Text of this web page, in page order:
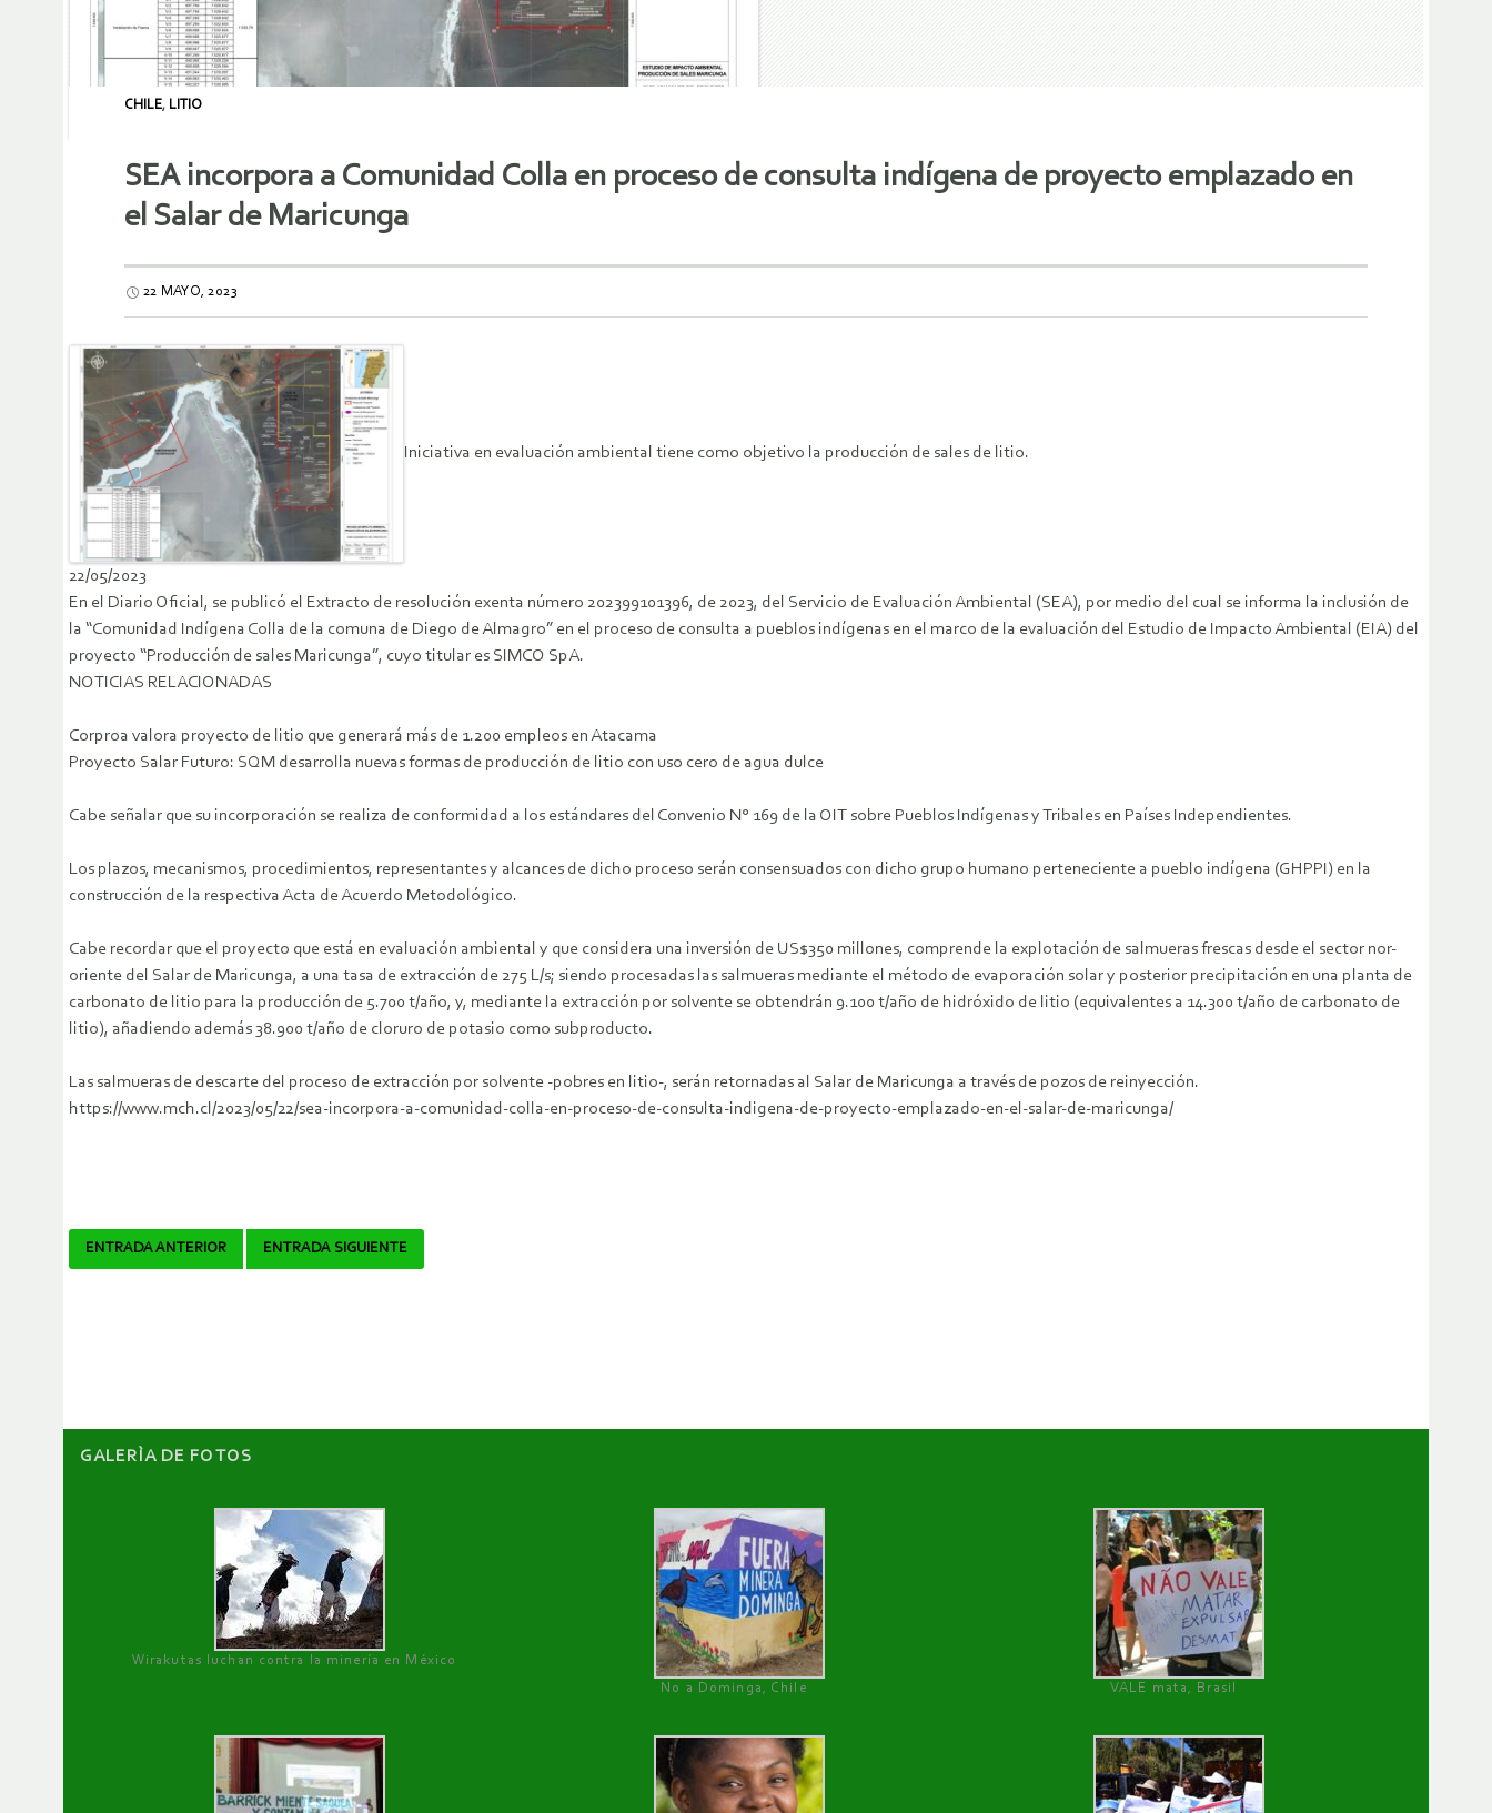
CHILE, LITIO
SEA incorpora a Comunidad Colla en proceso de consulta indígena de proyecto emplazado en
el Salar de Maricunga
22 MAYO, 2023
Iniciativa en evaluación ambiental tiene como objetivo la producción de sales de litio.
22/05/2023
En el Diario Oficial, se publicó el Extracto de resolución exenta número 202399101396, de 2023, del Servicio de Evaluación Ambiental (SEA), por medio del cual se informa la inclusión de
la “Comunidad Indígena Colla de la comuna de Diego de Almagro” en el proceso de consulta a pueblos indígenas en el marco de la evaluación del Estudio de Impacto Ambiental (EIA) del
proyecto “Producción de sales Maricunga”, cuyo titular es SIMCO SpA.
NOTICIAS RELACIONADAS
Corproa valora proyecto de litio que generará más de 1.200 empleos en Atacama
Proyecto Salar Futuro: SQM desarrolla nuevas formas de producción de litio con uso cero de agua dulce
Cabe señalar que su incorporación se realiza de conformidad a los estándares del Convenio N° 169 de la OIT sobre Pueblos Indígenas y Tribales en Países Independientes.
Los plazos, mecanismos, procedimientos, representantes y alcances de dicho proceso serán consensuados con dicho grupo humano perteneciente a pueblo indígena (GHPPI) en la
construcción de la respectiva Acta de Acuerdo Metodológico.
Cabe recordar que el proyecto que está en evaluación ambiental y que considera una inversión de US$350 millones, comprende la explotación de salmueras frescas desde el sector nor-
oriente del Salar de Maricunga, a una tasa de extracción de 275 L/s; siendo procesadas las salmueras mediante el método de evaporación solar y posterior precipitación en una planta de
carbonato de litio para la producción de 5.700 t/año, y, mediante la extracción por solvente se obtendrán 9.100 t/año de hidróxido de litio (equivalentes a 14.300 t/año de carbonato de
litio), añadiendo además 38.900 t/año de cloruro de potasio como subproducto.
Las salmueras de descarte del proceso de extracción por solvente -pobres en litio-, serán retornadas al Salar de Maricunga a través de pozos de reinyección.
https://www.mch.cl/2023/05/22/sea-incorpora-a-comunidad-colla-en-proceso-de-consulta-indigena-de-proyecto-emplazado-en-el-salar-de-maricunga/
Navegador
ENTRADA ANTERIOR ENTRADA SIGUIENTE
GALERÌA DE FOTOS
Wirakutas luchan contra la minería en México
No a Dominga, Chile
VALE mata, Brasil